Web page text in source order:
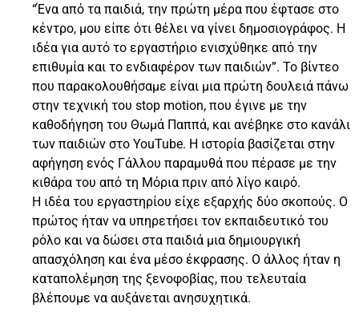
“Ένα από τα παιδιά, την πρώτη μέρα που έφτασε στο
κέντρο, μου είπε ότι θέλει να γίνει δημοσιογράφος. Η
ιδέα για αυτό το εργαστήριο ενισχύθηκε από την
επιθυμία και το ενδιαφέρον των παιδιών”. Το βίντεο
που παρακολουθήσαμε είναι μια πρώτη δουλειά πάνω
στην τεχνική του stop motion, που έγινε με την
καθοδήγηση του Θωμά Παππά, και ανέβηκε στο κανάλι
των παιδιών στο YouTube. Η ιστορία βασίζεται στην
αφήγηση ενός Γάλλου παραμυθά που πέρασε με την
κιθάρα του από τη Μόρια πριν από λίγο καιρό.
Η ιδέα του εργαστηρίου είχε εξαρχής δύο σκοπούς. Ο
πρώτος ήταν να υπηρετήσει τον εκπαιδευτικό του
ρόλο και να δώσει στα παιδιά μια δημιουργική
απασχόληση και ένα μέσο έκφρασης. Ο άλλος ήταν η
καταπολέμηση της ξενοφοβίας, που τελευταία
βλέπουμε να αυξάνεται ανησυχητικά.